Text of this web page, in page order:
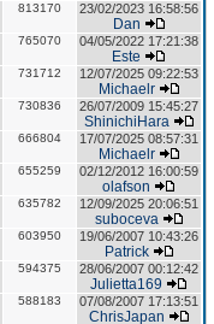
813170 23/02/2023 16:58:56
Dan
765070 04/05/2022 17:21:38
Este
731712 12/07/2025 09:22:53
Michaelr
730836 26/07/2009 15:45:27
ShinichiHara
666804 17/07/2025 08:57:31
Michaelr
655259 02/12/2012 16:00:59
olafson
635782 12/09/2025 20:06:51
suboceva
603950 19/06/2007 10:43:26
Patrick
594375 28/06/2007 00:12:42
Julietta169
588183 07/08/2007 17:13:51
ChrisJapan